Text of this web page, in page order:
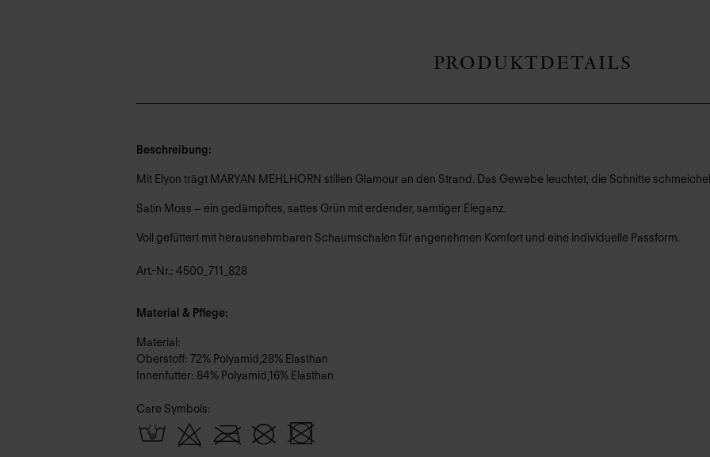
PRODUKTDETAILS
Beschreibung:
Mit Elyon trägt MARYAN MEHLHORN stillen Glamour an den Strand. Das Gewebe leuchtet, die Schnitte
Satin Moss – ein gedämpftes, sattes Grün mit erdender, samtiger Eleganz.
Voll gefüttert mit herausnehmbaren Schaumschalen für angenehmen Komfort und eine individuelle Passform.
Art.-Nr.: 4500_711_828
Material & Pflege:
Material:
Oberstoff: 72% Polyamid,28% Elasthan
Innenfutter: 84% Polyamid,16% Elasthan
Care Symbols: